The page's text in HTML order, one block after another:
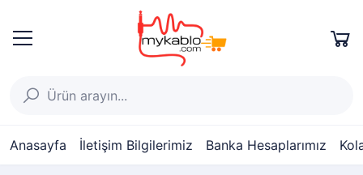
Anasayfa İletişim Bilgilerimiz Banka Hesaplarımız